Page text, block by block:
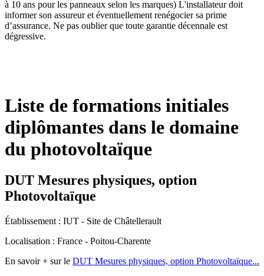
à 10 ans pour les panneaux selon les marques) L'installateur doit
informer son assureur et éventuellement renégocier sa prime
d’assurance. Ne pas oublier que toute garantie décennale est
dégressive.
Liste de formations initiales
diplômantes dans le domaine
du photovoltaïque
DUT Mesures physiques, option
Photovoltaïque
Établissement : IUT - Site de Châtellerault
Localisation : France - Poitou-Charente
En savoir + sur le DUT Mesures physiques, option Photovoltaïque...